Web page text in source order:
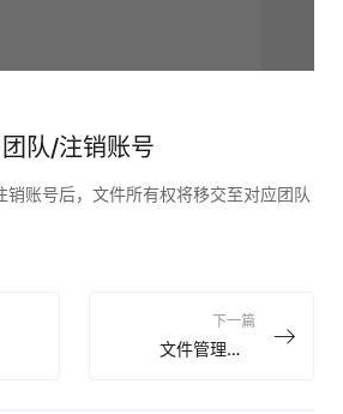
队/注销账号
账号后，文件所有权将移交至对应团队
下一篇
文件管理操作